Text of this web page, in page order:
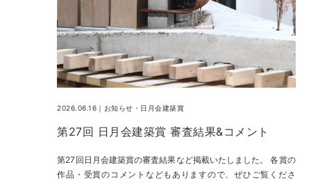
2026.06.16｜ お知らせ ・ 日月会建築賞
第27回 日月会建築賞 審査結果&コメント
第27回日月会建築賞の審査結果など掲載いたしました。 各賞の
作品・受賞のコメントなどもありますので、ぜひご覧くださ